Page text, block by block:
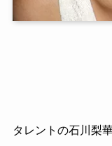
タレントの石川梨